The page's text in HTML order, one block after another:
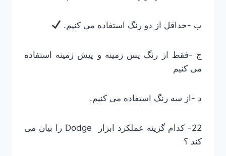
ب -حداقل از دو رنگ استفاده می کنیم.
ج -فقط از رنگ پس زمینه و پیش زمینه استفاده
می کنیم
د -از سه رنگ استفاده می کنیم.
22- کدام گزینه عملکرد ابزار Dodge را بیان می
کند ؟